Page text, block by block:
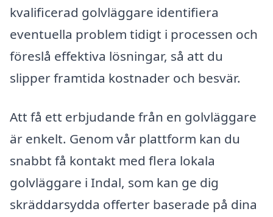
kvalificerad golvläggare identifiera
eventuella problem tidigt i processen och
föreslå effektiva lösningar, så att du
slipper framtida kostnader och besvär.
Att få ett erbjudande från en golvläggare
är enkelt. Genom vår plattform kan du
snabbt få kontakt med flera lokala
golvläggare i Indal, som kan ge dig
skräddarsydda offerter baserade på dina